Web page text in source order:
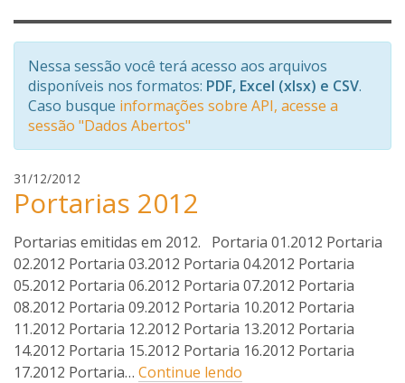
Nessa sessão você terá acesso aos arquivos
disponíveis nos formatos: PDF, Excel (xlsx) e CSV.
Caso busque informações sobre API, acesse a
sessão "Dados Abertos"
31/12/2012
v
i
o
c
r
l
o
s
Portarias 2012
Portarias emitidas em 2012. Portaria 01.2012 Portaria
02.2012 Portaria 03.2012 Portaria 04.2012 Portaria
05.2012 Portaria 06.2012 Portaria 07.2012 Portaria
08.2012 Portaria 09.2012 Portaria 10.2012 Portaria
11.2012 Portaria 12.2012 Portaria 13.2012 Portaria
14.2012 Portaria 15.2012 Portaria 16.2012 Portaria
17.2012 Portaria… Continue lendo